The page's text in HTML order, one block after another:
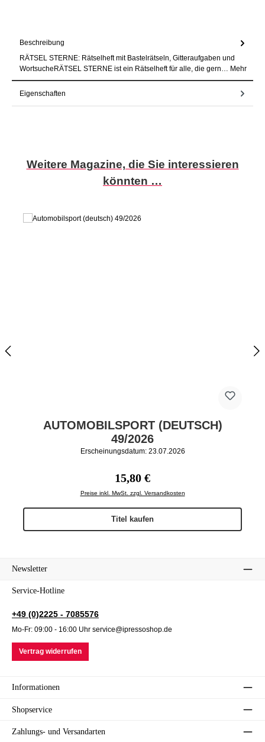
Beschreibung
RÄTSEL STERNE: Rätselheft mit Bastelrätseln, Gitteraufgaben und
WortsucheRÄTSEL STERNE ist ein Rätselheft für alle, die gern… Mehr
Eigenschaften
Produktgalerie überspringen
Weitere Magazine, die Sie interessieren
könnten …
AUTOMOBILSPORT (DEUTSCH)
49/2026
Erscheinungsdatum: 23.07.2026
Regulärer Preis:
15,80 €
Preise inkl. MwSt. zzgl. Versandkosten
Titel kaufen
Newsletter
Service-Hotline
+49 (0)2225 - 7085576
Mo-Fr: 09:00 - 16:00 Uhr service@ipressoshop.de
Vertrag widerrufen
Informationen
Shopservice
Zahlungs- und Versandarten